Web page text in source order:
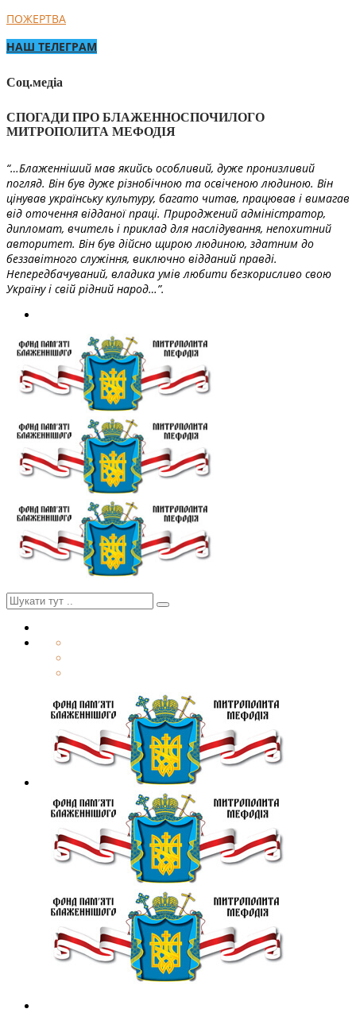
ПОЖЕРТВА
НАШ ТЕЛЕГРАМ
Соц.медіа
СПОГАДИ ПРО БЛАЖЕННОСПОЧИЛОГО
МИТРОПОЛИТА МЕФОДІЯ
“…Блаженніший мав якийсь особливий, дуже пронизливий
погляд. Він був дуже різнобічною та освіченою людиною. Він
цінував українську культуру, багато читав, працював і вимагав
від оточення відданої праці. Природжений адміністратор,
дипломат, вчитель і приклад для наслідування, непохитний
авторитет. Він був дійсно щирою людиною, здатним до
беззавітного служіння, виключно відданий правді.
Непередбачуваний, владика умів любити безкорисливо свою
Україну і свій рідний народ…”.